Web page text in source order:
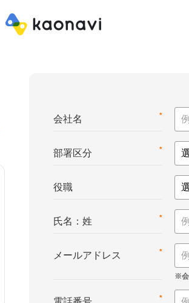
*
会社名
*
部署区分
役職
*
氏名：姓
*
メールアドレス
*